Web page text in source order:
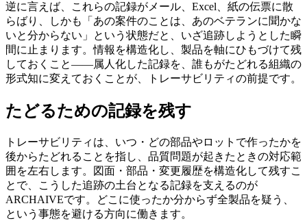
逆に言えば、これらの記録がメール、Excel、紙の伝票に散
らばり、しかも「あの案件のことは、あのベテランに聞かな
いと分からない」という状態だと、いざ追跡しようとした瞬
間に止まります。情報を構造化し、製品を軸にひもづけて残
しておくこと——属人化した記録を、誰もがたどれる組織の
形式知に変えておくことが、トレーサビリティの前提です。
たどるための記録を残す
トレーサビリティは、いつ・どの部品やロットで作ったかを
後からたどれることを指し、品質問題が起きたときの対応範
囲を左右します。図面・部品・変更履歴を構造化して残すこ
とで、こうした追跡の土台となる記録を支えるのが
ARCHAIVEです。どこに使ったか分からず全製品を疑う、
という事態を避ける方向に働きます。